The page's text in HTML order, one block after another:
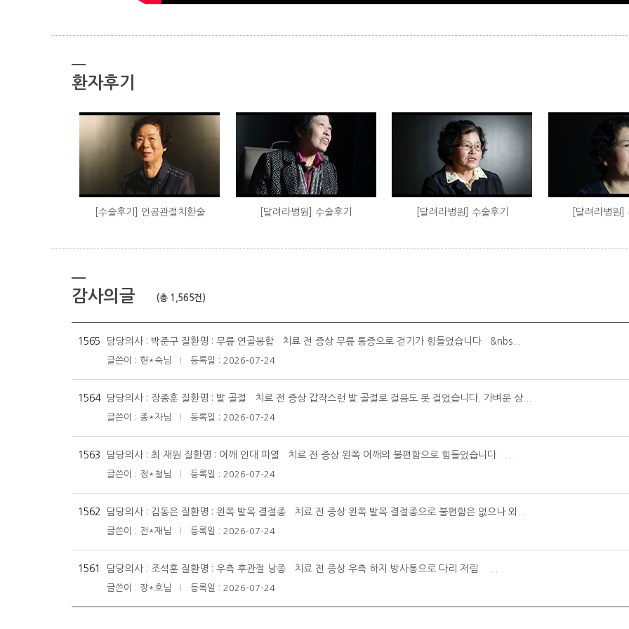
환자후기
[수술후기] 인공관절치환술 [달려라병원] 수술후기 [달려라병원] 수술후기 [달려라병원]
감사의글 (총 1,565건)
1565 담당의사 : 박준구 질환명 : 무릎 연골봉합 치료 전 증상 무릎 통증으로 걷기가 힘들었습니다 &nbs...
글쓴이 : 현*숙님 등록일 : 2026-07-24
1564 담당의사 : 장종훈 질환명 : 발 골절 치료 전 증상 갑작스런 발 골절로 걸음도 못 걸었습니다. 가벼운 상...
글쓴이 : 종*자님 등록일 : 2026-07-24
1563 담당의사 : 최 재원 질환명 : 어깨 인대 파열 치료 전 증상 왼쪽 어깨의 불편함으로 힘들었습니다. ...
글쓴이 : 정*철님 등록일 : 2026-07-24
1562 담당의사 : 김동은 질환명 : 왼쪽 발목 결절종 치료 전 증상 왼쪽 발목 결절종으로 불편함은 없으나 외...
글쓴이 : 전*재님 등록일 : 2026-07-24
1561 담당의사 : 조석훈 질환명 : 우측 후관절 낭종 치료 전 증상 우측 하지 방사통으로 다리 저림 ...
글쓴이 : 장*호님 등록일 : 2026-07-24